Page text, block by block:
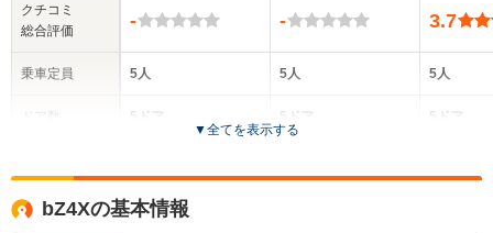
クチコミ
総合評価
乗車定員
-
5人
5ドア
全高
-
5人
5ドア
全高
3.7
5人
5ドア
全
▼全てを表示する
bZ4Xの基本情報